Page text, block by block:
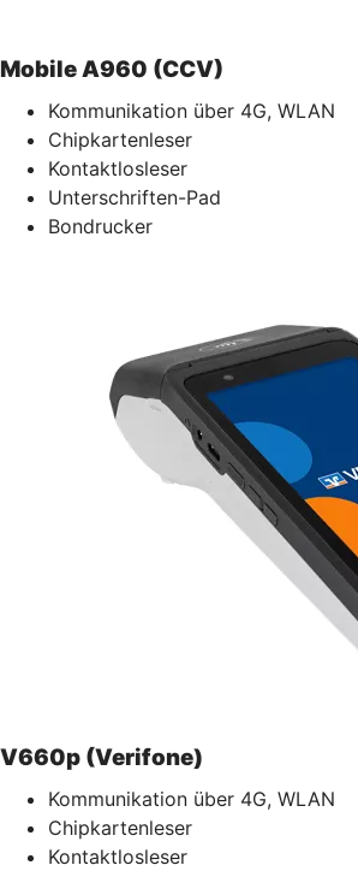
Mobile A960 (CCV)
Kommunikation über 4G, WLAN
Chipkartenleser
Kontaktlosleser
Unterschriften-Pad
Bondrucker
V660p (Verifone)
Kommunikation über 4G, WLAN
Chipkartenleser
Kontaktlosleser